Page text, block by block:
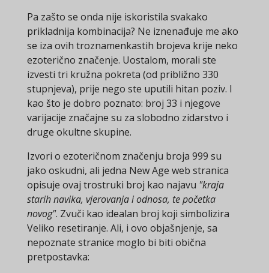
Pa zašto se onda nije iskoristila svakako
prikladnija kombinacija? Ne iznenađuje me ako
se iza ovih troznamenkastih brojeva krije neko
ezoterično značenje. Uostalom, morali ste
izvesti tri kružna pokreta (od približno 330
stupnjeva), prije nego ste uputili hitan poziv. I
kao što je dobro poznato: broj 33 i njegove
varijacije značajne su za slobodno zidarstvo i
druge okultne skupine.
Izvori o ezoteričnom značenju broja 999 su
jako oskudni, ali jedna New Age web stranica
opisuje ovaj trostruki broj kao najavu "kraja
starih navika, vjerovanja i odnosa, te početka
novog". Zvuči kao idealan broj koji simbolizira
Veliko resetiranje. Ali, i ovo objašnjenje, sa
nepoznate stranice moglo bi biti obična
pretpostavka: